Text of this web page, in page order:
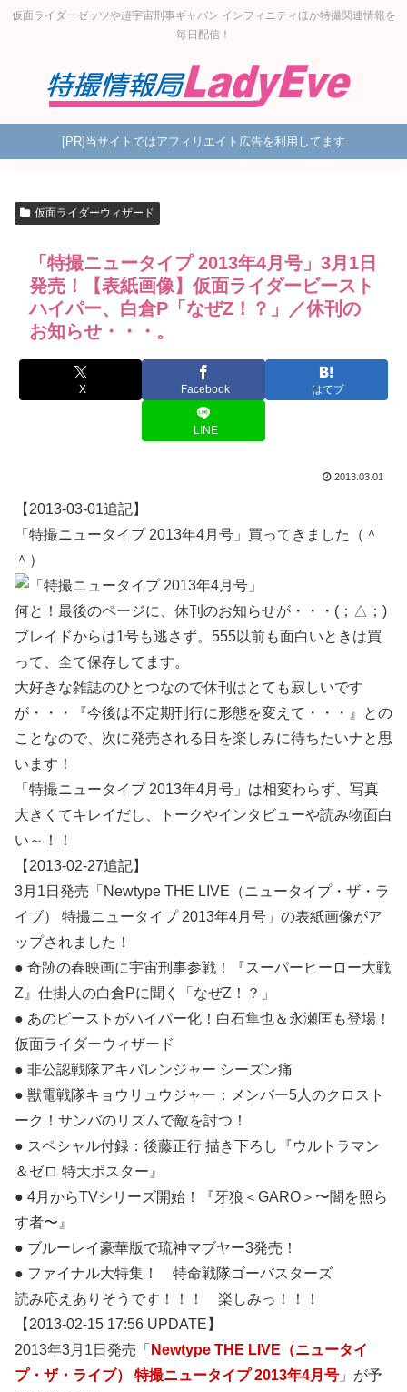
仮面ライダーゼッツや超宇宙刑事ギャバン インフィニティほか特撮関連情報を
毎日配信！
[PR]当サイトではアフィリエイト広告を利用してます
仮面ライダーウィザード
「特撮ニュータイプ 2013年4月号」3月1日
発売！【表紙画像】仮面ライダービースト
ハイパー、白倉P「なぜZ！？」／休刊の
お知らせ・・・。
X Facebook はてブ
LINE
2013.03.01
【2013-03-01追記】
「特撮ニュータイプ 2013年4月号」買ってきました（＾
＾）
何と！最後のページに、休刊のお知らせが・・・(；△；)
ブレイドからは1号も逃さず。555以前も面白いときは買
って、全て保存してます。
大好きな雑誌のひとつなので休刊はとても寂しいです
が・・・『今後は不定期刊行に形態を変えて・・・』との
ことなので、次に発売される日を楽しみに待ちたいナと思
います！
「特撮ニュータイプ 2013年4月号」は相変わらず、写真
大きくてキレイだし、トークやインタビューや読み物面白
い～！！
【2013-02-27追記】
3月1日発売「Newtype THE LIVE（ニュータイプ・ザ・ラ
イブ） 特撮ニュータイプ 2013年4月号」の表紙画像がア
ップされました！
● 奇跡の春映画に宇宙刑事参戦！『スーパーヒーロー大戦
Z』仕掛人の白倉Pに聞く「なぜZ！？」
● あのビーストがハイパー化！白石隼也＆永瀬匡も登場！
仮面ライダーウィザード
● 非公認戦隊アキバレンジャー シーズン痛
● 獣電戦隊キョウリュウジャー：メンバー5人のクロスト
ーク！サンバのリズムで敵を討つ！
● スペシャル付録：後藤正行 描き下ろし『ウルトラマン
＆ゼロ 特大ポスター』
● 4月からTVシリーズ開始！『牙狼＜GARO＞〜闇を照ら
す者〜』
● ブルーレイ豪華版で琉神マブヤー3発売！
● ファイナル大特集！ 特命戦隊ゴーバスターズ
読み応えありそうです！！！ 楽しみっ！！！
【2013-02-15 17:56 UPDATE】
2013年3月1日発売「 Newtype THE LIVE（ニュータイ
プ・ザ・ライブ） 特撮ニュータイプ 2013年4月号 」が予